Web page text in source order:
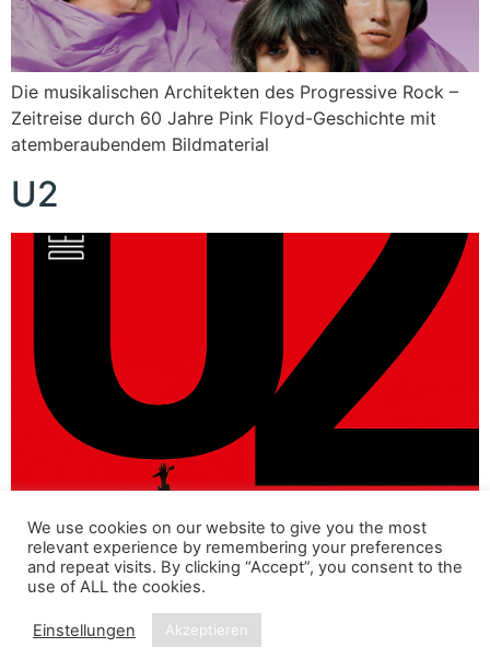
Die musikalischen Architekten des Progressive Rock –
Zeitreise durch 60 Jahre Pink Floyd-Geschichte mit
atemberaubendem Bildmaterial
U2
Die U2 Story
Zurück
We use cookies on our website to give you the most
relevant experience by remembering your preferences
and repeat visits. By clicking “Accept”, you consent to the
use of ALL the cookies.
Einstellungen Akzeptieren